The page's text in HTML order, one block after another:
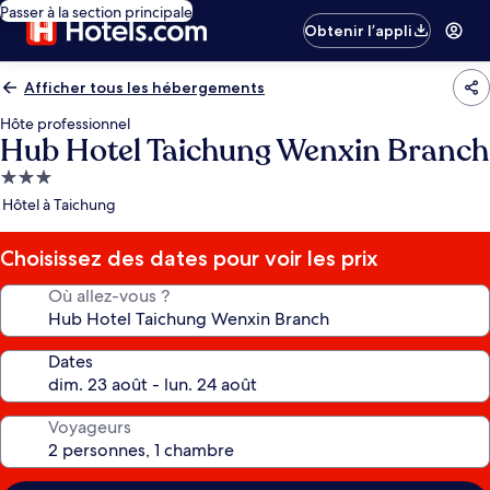
Passer à la section principale
Obtenir l’appli
Afficher tous les hébergements
Hôte professionnel
Hub Hotel Taichung Wenxin Branch
Hébergement
3.0 étoiles
Hôtel à Taichung
Choisissez des dates pour voir les prix
Où allez-vous ?
Dates
Voyageurs